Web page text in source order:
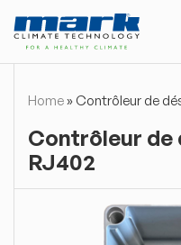
Home» Contrôleur de
Contrôleur
RJ402